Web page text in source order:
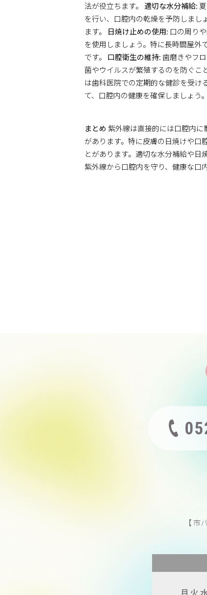
法が役立ちます。 適切な水分補給:
を行い、口腔内の乾燥を予防しまし
ます。 日焼け止めの使用: 口の周り
を使用しましょう。特に長時間屋外
です。 口腔衛生の維持: 歯磨きやフ
菌やウイルスが繁殖するのを防ぐこ
は歯科医院での定期的な健診を受け
て、口腔内の健康を確保しましょう。
まとめ 紫外線は直接的には口腔内
があります。特に皮膚の日焼けや口
とがあります。適切な水分補給や日
紫外線から口腔内を守り、健康な口
【
月火